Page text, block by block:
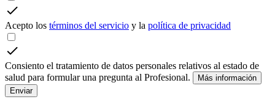
Acepto los términos del servicio y la política de privacidad
Consiento el tratamiento de datos personales relativos al estado de
salud para formular una pregunta al Profesional.
Más información
Enviar